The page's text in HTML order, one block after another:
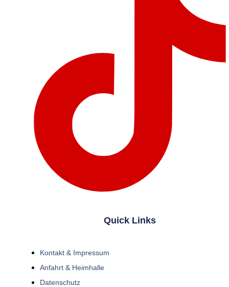
Quick Links
Kontakt & Impressum
Anfahrt & Heimhalle
Datenschutz